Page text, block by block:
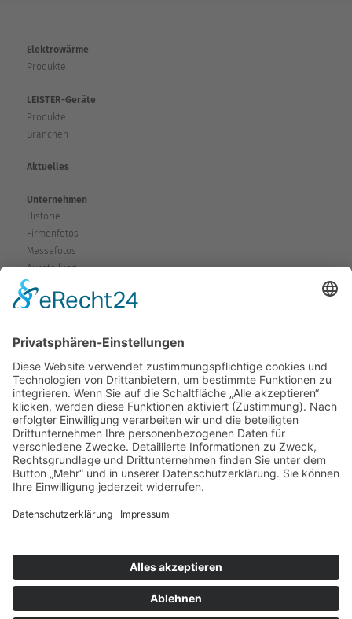
Elektrowärme
Produkte
LEISTER-Geräte
Produkte
Branchen
Aktuelles
Unternehmen
Historie
Firmenfotos
Messefotos
Ausstellung
Service
Garantie & Gewährleistung
Mieten-Testen-Kaufen
Reparaturen
Sicherheitshinweise
Versand
Kontakt
Karte
Anfahrtsplan
Wegbeschreibung
Copyright © 2026 Bohlen Elektrowärme.
Alle Rechte vorbehalten.
Impressum Datenschutzerklärung Erklärung zur Barrierefreiheit